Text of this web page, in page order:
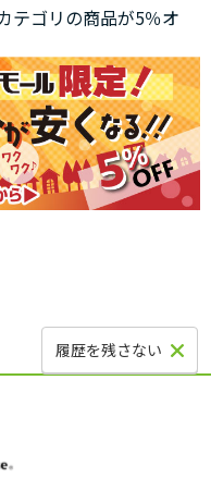
テゴリの商品が5％オ
履歴を残さない